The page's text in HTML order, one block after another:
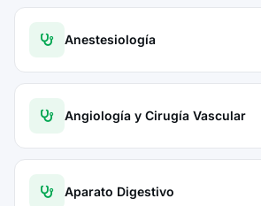
Anestesiología
Angiología y Cirugía Vascular
Aparato Digestivo